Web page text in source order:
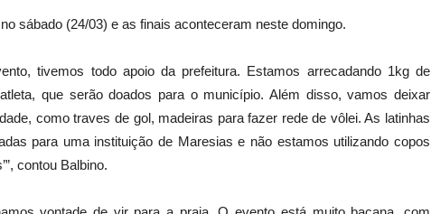
sábado (24/03) e as finais aconteceram neste domingo.
tivemos todo apoio da prefeitura. Estamos arrecadando 1kg de
que serão doados para o município. Além disso, vamos deixar
como traves de gol, madeiras para fazer rede de vôlei. As latinhas
para uma instituição de Maresias e não estamos utilizando copos
contou Balbino.